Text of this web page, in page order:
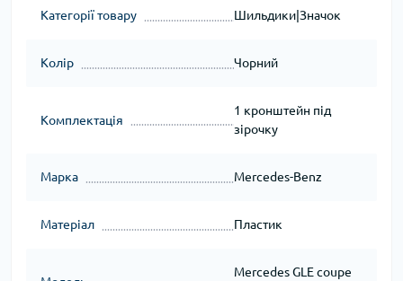
Категорії товару Шильдики|Значок
Колір Чорний
Комплектація
1 кронштейн під
зірочку
Марка Mercedes-Benz
Матеріал Пластик
Mercedes GLE coupe